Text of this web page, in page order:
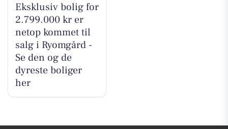
Eksklusiv bolig for
2.799.000 kr er
netop kommet til
salg i Ryomgård -
Se den og de
dyreste boliger
her